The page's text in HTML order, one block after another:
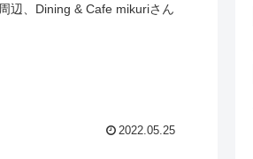
辺、Dining & Cafe mikuriさん
2022.05.25